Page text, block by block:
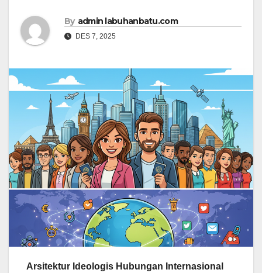
By admin labuhanbatu.com
DES 7, 2025
Arsitektur Ideologis Hubungan Internasional